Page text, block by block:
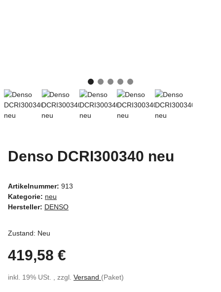
Denso DCRI300340 neu
Artikelnummer: 913
Kategorie: neu
Hersteller: DENSO
Zustand: Neu
419,58 €
inkl. 19% USt. , zzgl. Versand (Paket)